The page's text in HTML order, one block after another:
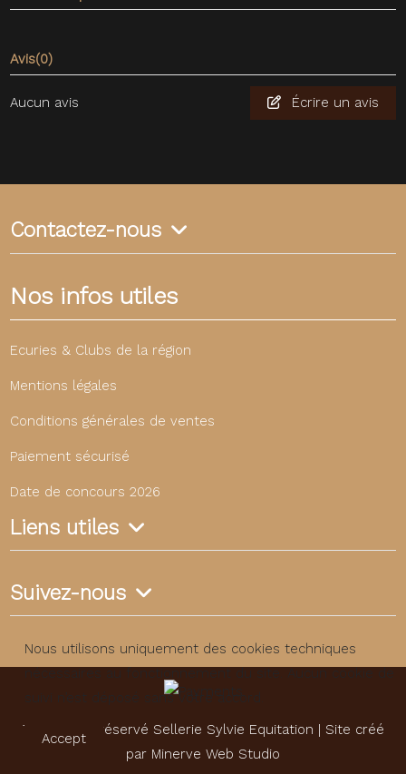
Avis(0)
Aucun avis Écrire un avis
Contactez-nous
Nos infos utiles
Ecuries & Clubs de la région
Mentions légales
Conditions générales de ventes
Paiement sécurisé
Date de concours 2026
Liens utiles
Suivez-nous
Tous droits réservé Sellerie Sylvie Equitation | Site créé
par Minerve Web Studio
Nous utilisons uniquement des cookies techniques
nécessaires au fonctionnement du site. Aucun cookie de
suivi n’est déposé sans votre accord.
Accept